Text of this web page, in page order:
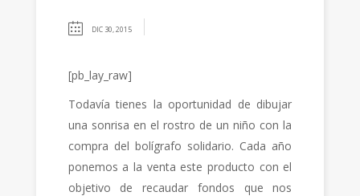
DIC 30, 2015
[pb_lay_raw]
Todavía tienes la oportunidad de dibujar
una sonrisa en el rostro de un niño con la
compra del bolígrafo solidario. Cada año
ponemos a la venta este producto con el
objetivo de recaudar fondos que nos